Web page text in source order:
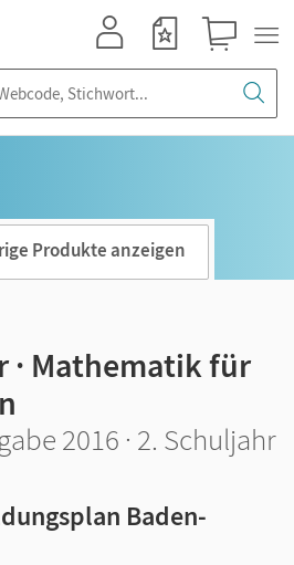
Produkte anzeigen
· Mathematik für
2016 · 2. Schuljahr
Baden-